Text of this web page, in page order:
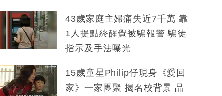
43歲家庭主婦痛失近7千萬 靠
1人提點終醒覺被騙報警 騙徒
指示及手法曝光
15歲童星Philip仔現身《愛回
家》一家團聚 揭名校背景 品